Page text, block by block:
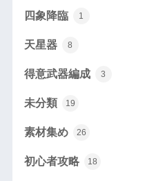
四象降臨 1
天星器 8
得意武器編成 3
未分類 19
素材集め 26
初心者攻略 18